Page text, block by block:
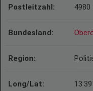
Postleitzahl: 4980
Bundesland:
Region:
Long/Lat: